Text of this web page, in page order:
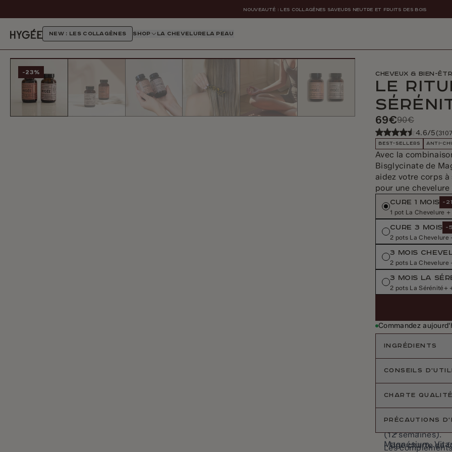
NOUVEAUTÉ : LES COLLAGÈNES SAVEURS NEUTRE ET FRUITS DES BOIS
NEW : LES COLLAGÈNES SHOP LA CHEVELURE LA PEAU
HYGÉE
-23% Cheveux & bien-
Le
69€90€
4.6/5
BEST-SELLERS ANTI-
Avec la
Bisglycinate de
aidez votre corps
pour une chevelure
CURE 1 MOIS -
1 pot La Chevelure
CURE 3 MOIS -
2 pots La Chevelure
3 MOIS
2 pots La Chevelure
3 MOIS LA
2 pots La Sérénité+
Commandez
INGRÉDIENTS
La Sérénité+ :
Magnésium
végétale, L-
Magnésium,
CONSEILS
La Sérénité+ :
Pour des
(12 semaines).
CHARTE
- Une
- Une charte de
PRÉCAUTIONS
Les